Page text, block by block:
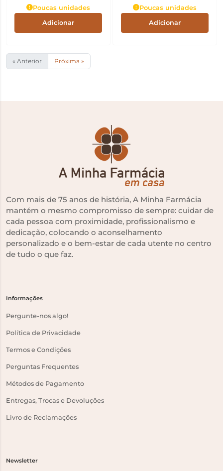
Poucas unidades
Adicionar
Poucas unidades
Adicionar
« Anterior Próxima »
Com mais de 75 anos de história, A Minha Farmácia
mantém o mesmo compromisso de sempre: cuidar de
cada pessoa com proximidade, profissionalismo e
dedicação, colocando o aconselhamento
personalizado e o bem-estar de cada utente no centro
de tudo o que faz.
Informações
Pergunte-nos algo!
Política de Privacidade
Termos e Condições
Perguntas Frequentes
Métodos de Pagamento
Entregas, Trocas e Devoluções
Livro de Reclamações
Newsletter